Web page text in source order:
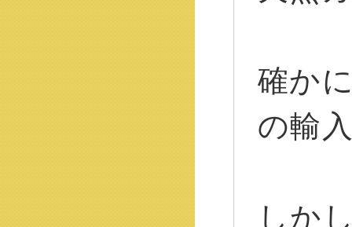
確か
の輸
しか